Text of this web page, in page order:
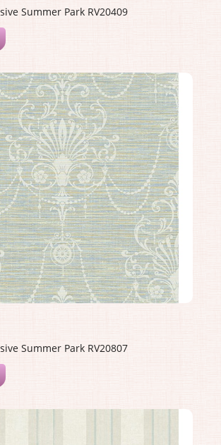
Summer Park RV20409
Park
10.05
0.52
Акриловое
Бумага
Summer Park RV20807
Park